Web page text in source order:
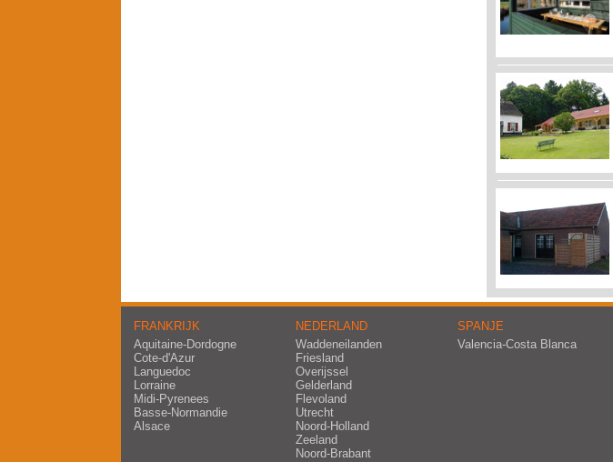
FRANKRIJK
Aquitaine-Dordogne
Cote-d'Azur
Languedoc
Lorraine
Midi-Pyrenees
Basse-Normandie
Alsace
NEDERLAND
Waddeneilanden
Friesland
Overijssel
Gelderland
Flevoland
Utrecht
Noord-Holland
Zeeland
Noord-Brabant
SPANJE
Valencia-Costa Blanca